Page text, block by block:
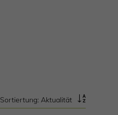
Sortiertung: Aktualität